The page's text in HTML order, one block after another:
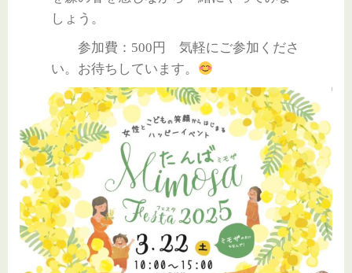
しょう。
参加費：500円 気軽にご参加くださ
い。お待ちしています。